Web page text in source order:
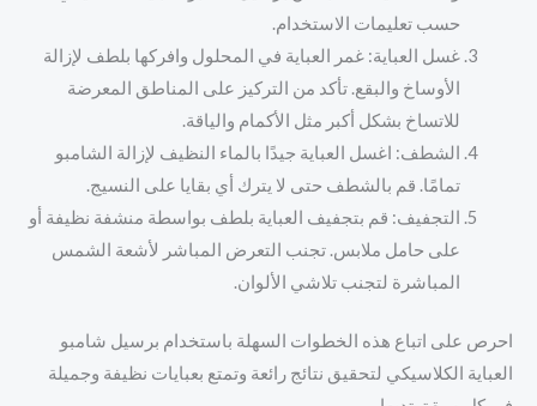
حسب تعليمات الاستخدام.
غسل العباية: غمر العباية في المحلول وافركها بلطف لإزالة
الأوساخ والبقع. تأكد من التركيز على المناطق المعرضة
للاتساخ بشكل أكبر مثل الأكمام والياقة.
الشطف: اغسل العباية جيدًا بالماء النظيف لإزالة الشامبو
تمامًا. قم بالشطف حتى لا يترك أي بقايا على النسيج.
التجفيف: قم بتجفيف العباية بلطف بواسطة منشفة نظيفة أو
على حامل ملابس. تجنب التعرض المباشر لأشعة الشمس
المباشرة لتجنب تلاشي الألوان.
احرص على اتباع هذه الخطوات السهلة باستخدام برسيل شامبو
العباية الكلاسيكي لتحقيق نتائج رائعة وتمتع بعبايات نظيفة وجميلة